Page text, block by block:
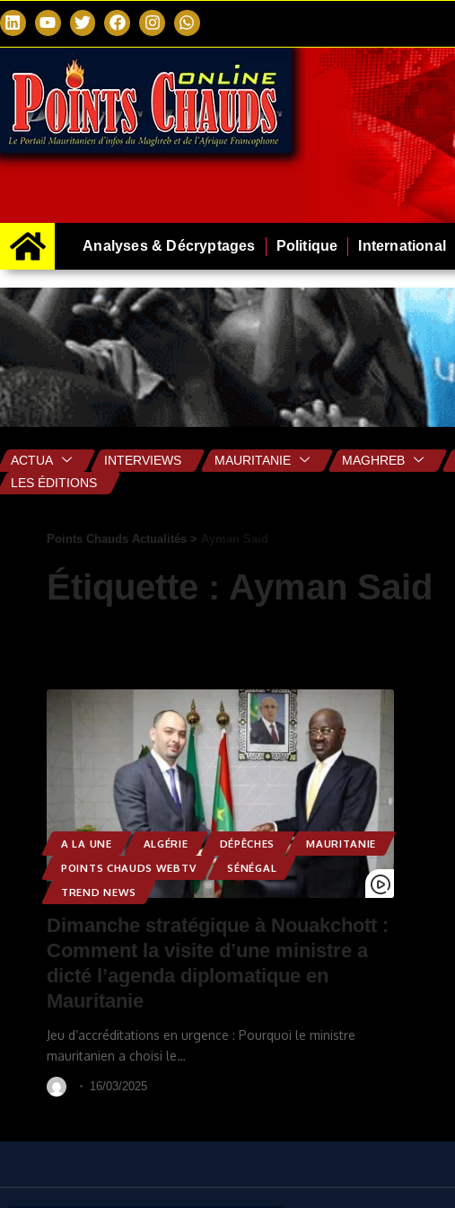
Analyses & Décryptages Politique International
ACTUA INTERVIEWS MAURITANIE MAGHREB
LES ÉDITIONS
Points Chauds Actualités >
Étiquette : Ayman Said
A LA UNE ALGÉRIE DÉPÊCHES
MAURITANIE
POINTS CHAUDS WEBTV
SÉNÉGAL
TREND NEWS
Dimanche stratégique à Nouakchott :
Comment la visite d’une ministre a
dicté l’agenda diplomatique en
Mauritanie
Jeu d’accréditations en urgence : Pourquoi le ministre
mauritanien a choisi le…
16/03/2025